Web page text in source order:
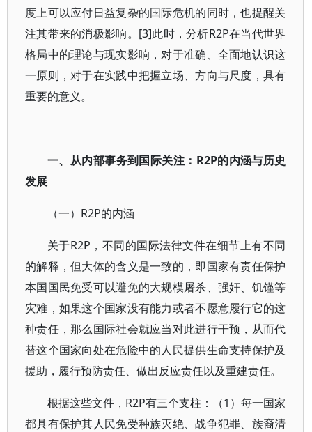
度上可以应付日益复杂的国际危机的同时，也提醒关
注其带来的消极影响。[3]此时，分析R2P在当代世界
格局中的理论与现实影响，对于准确、全面地认识这
一原则，对于在实践中把握立场、方向与尺度，具有
重要的意义。
一、从内部事务到国际关注：R2P的内涵与历史
发展
（一）R2P的内涵
关于R2P，不同的国际法律文件在细节上有不同
的解释，但大体的含义是一致的，即国家有责任保护
本国国民免受可以避免的大规模屠杀、强奸、饥馑等
灾难，如果这个国家没有能力或者不愿意履行它的这
种责任，那么国际社会就应当对此进行干预，从而代
替这个国家向处在危险中的人民提供生命支持保护及
援助，履行预防责任、做出反应责任以及重建责任。
根据这些文件，R2P有三个支柱：（1）每一国家
都具有保护其人民免受种族灭绝、战争犯罪、族裔清